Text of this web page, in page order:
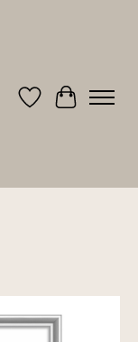
Verlanglijst